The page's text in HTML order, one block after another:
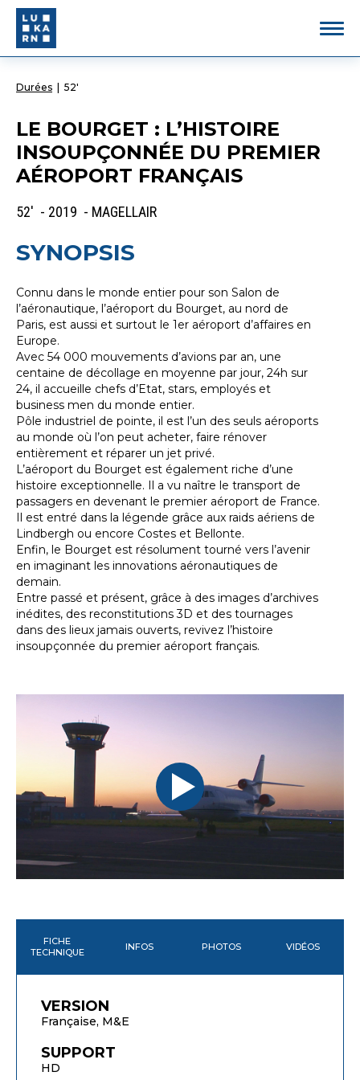
Durées 52'
LE BOURGET : L’HISTOIRE
INSOUPÇONNÉE DU PREMIER
AÉROPORT FRANÇAIS
52' - 2019 - MAGELLAIR
SYNOPSIS
Connu dans le monde entier pour son Salon de
l’aéronautique, l’aéroport du Bourget, au nord de
Paris, est aussi et surtout le 1er aéroport d’affaires en
Europe.
Avec 54 000 mouvements d’avions par an, une
centaine de décollage en moyenne par jour, 24h sur
24, il accueille chefs d’Etat, stars, employés et
business men du monde entier.
Pôle industriel de pointe, il est l’un des seuls aéroports
au monde où l’on peut acheter, faire rénover
entièrement et réparer un jet privé.
L’aéroport du Bourget est également riche d’une
histoire exceptionnelle. Il a vu naître le transport de
passagers en devenant le premier aéroport de France.
Il est entré dans la légende grâce aux raids aériens de
Lindbergh ou encore Costes et Bellonte.
Enfin, le Bourget est résolument tourné vers l’avenir
en imaginant les innovations aéronautiques de
demain.
Entre passé et présent, grâce à des images d’archives
inédites, des reconstitutions 3D et des tournages
dans des lieux jamais ouverts, revivez l’histoire
insoupçonnée du premier aéroport français.
FICHE
TECHNIQUE
INFOS PHOTOS VIDÉOS
VERSION
Française, M&E
SUPPORT
HD